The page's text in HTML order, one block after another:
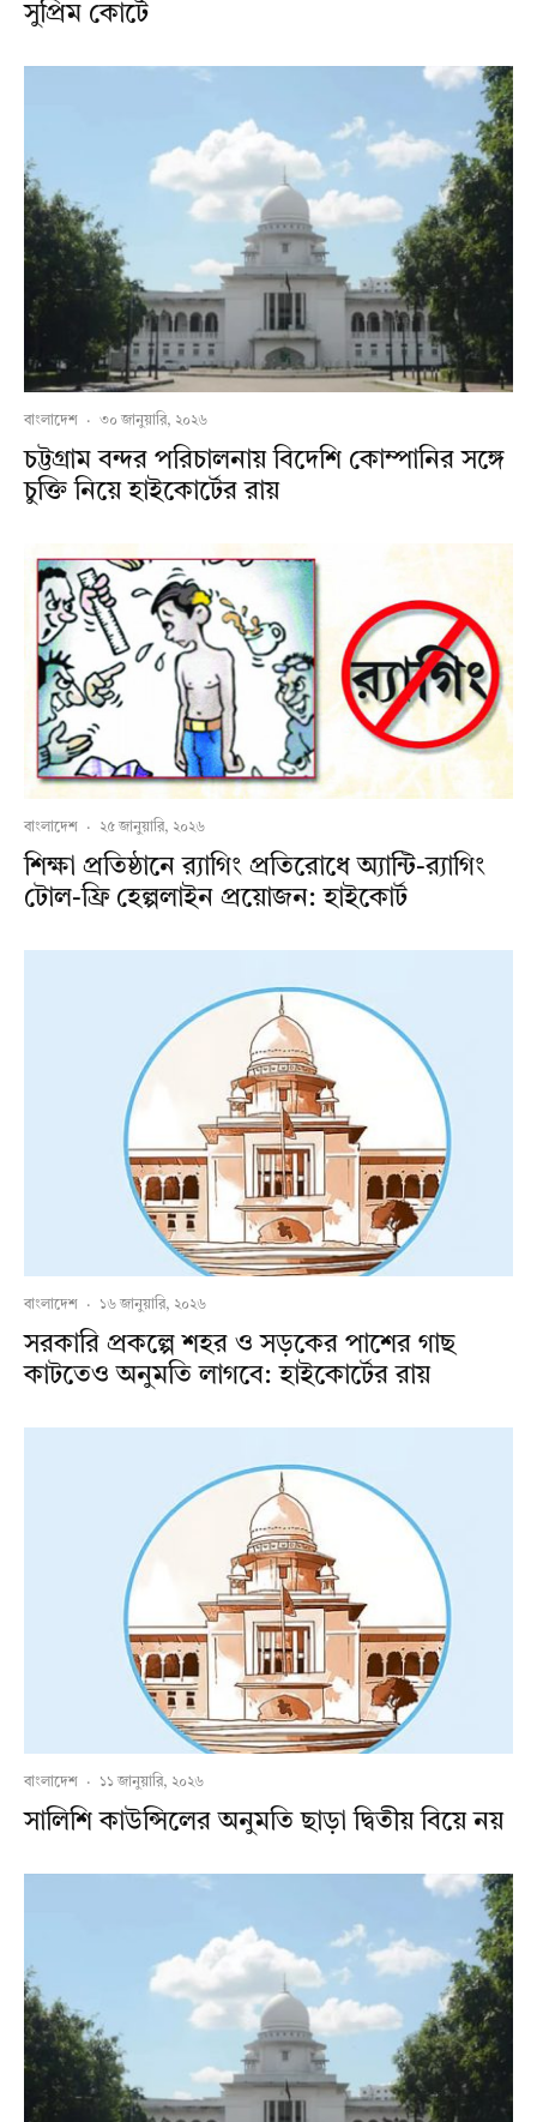
সুপ্রিম কোর্টে
বাংলাদেশ · ৩০ জানুয়ারি, ২০২৬
চট্টগ্রাম বন্দর পরিচালনায় বিদেশি কোম্পানির সঙ্গে
চুক্তি নিয়ে হাইকোর্টের রায়
বাংলাদেশ · ২৫ জানুয়ারি, ২০২৬
শিক্ষা প্রতিষ্ঠানে র‍্যাগিং প্রতিরোধে অ্যান্টি-র‍্যাগিং
টোল-ফ্রি হেল্পলাইন প্রয়োজন: হাইকোর্ট
বাংলাদেশ · ১৬ জানুয়ারি, ২০২৬
সরকারি প্রকল্পে শহর ও সড়কের পাশের গাছ
কাটতেও অনুমতি লাগবে: হাইকোর্টের রায়
বাংলাদেশ · ১১ জানুয়ারি, ২০২৬
সালিশি কাউন্সিলের অনুমতি ছাড়া দ্বিতীয় বিয়ে নয়